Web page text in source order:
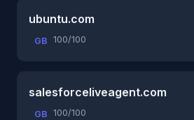
ubuntu.com
GB 100/100
salesforceliveagent.com
GB 100/100